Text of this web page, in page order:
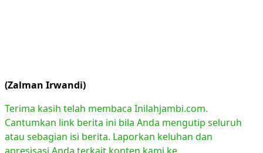
(Zalman Irwandi)
Terima kasih telah membaca Inilahjambi.com.
Cantumkan link berita ini bila Anda mengutip seluruh
atau sebagian isi berita. Laporkan keluhan dan